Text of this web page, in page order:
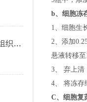
动物体内转染，如何评估不同组织的干扰效率
b、 细胞冻
1、细胞生
2、添加
悬液转移
3、 弃上清
4、 将冻存
C、 细胞复